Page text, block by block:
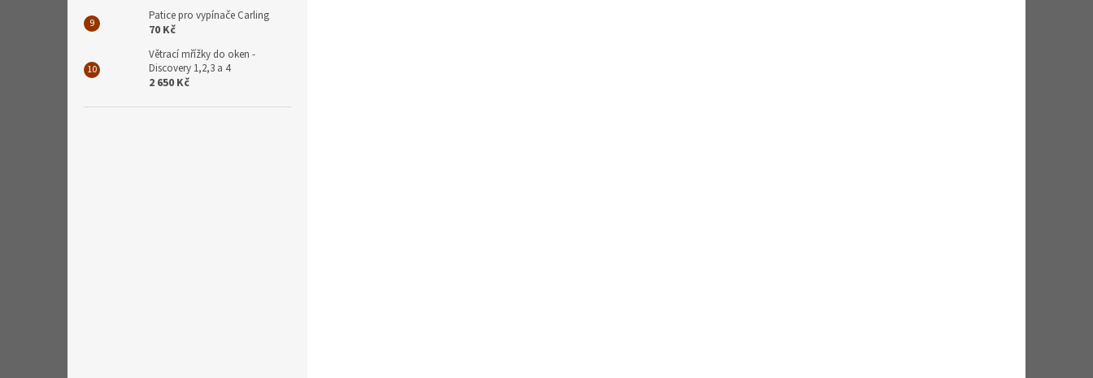
Patice pro vypínače Carling
70 Kč
Větrací mřížky do oken -
Discovery 1,2,3 a 4
2 650 Kč